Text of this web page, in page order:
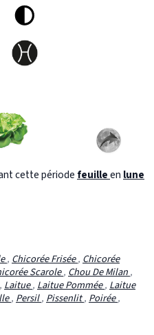
cette période feuilleen lune
, Chicorée Frisée, Chicorée
Scarole, Chou De Milan,
, Laitue, Laitue Pommée, Laitue
, Persil, Pissenlit, Poirée,